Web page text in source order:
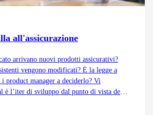
all'assicurazione
arrivano nuovi prodotti assicurativi?
vengono modificati? È la legge a
product manager a deciderlo? Vi
è l’iter di sviluppo dal punto di vista del